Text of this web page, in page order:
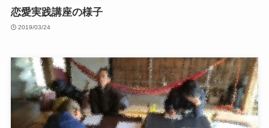
恋愛実践講座の様子
2019/03/24